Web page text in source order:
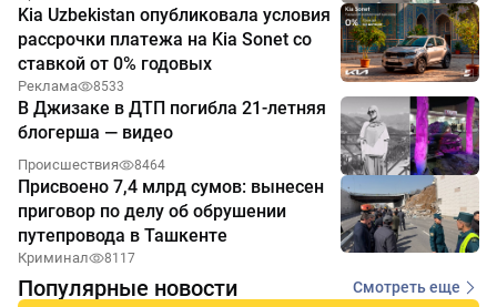
Kia Uzbekistan опубликовала условия
рассрочки платежа на Kia Sonet со
ставкой от 0% годовых
Реклама 8533
В Джизаке в ДТП погибла 21-летняя
блогерша — видео
Происшествия 8464
Присвоено 7,4 млрд сумов: вынесен
приговор по делу об обрушении
путепровода в Ташкенте
Криминал 8117
Популярные новости Смотреть еще